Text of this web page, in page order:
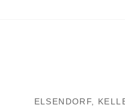
ELSENDORF,